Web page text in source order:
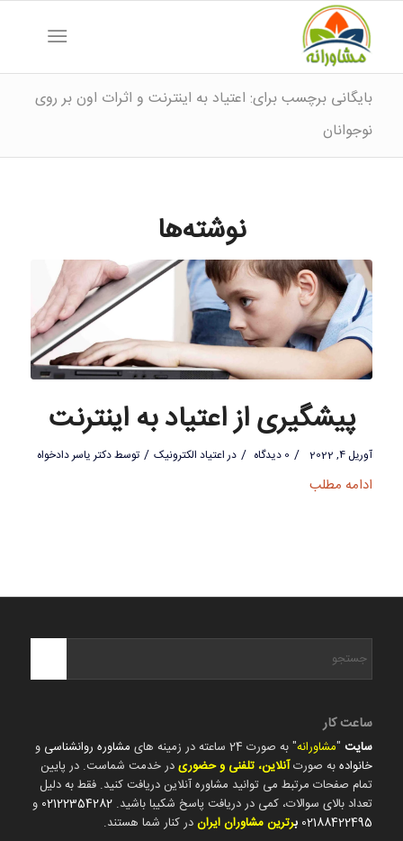
بایگانی برچسب برای: اعتیاد به اینترنت و اثرات اون بر روی
نوجوانان
نوشته‌ها
پیشگیری از اعتیاد به اینترنت
آوریل 4, 2022 / 0 دیدگاه / دراعتیاد الکترونیک / توسطدکتر یاسر دادخواه
ادامه مطلب
ساعت کار
سایت"مشاورانه" به صورت 24 ساعته در زمینه های مشاوره روانشناسی و
خانوادهبه صورتآنلاین، تلفنی و حضوریدر خدمت شماست. در پایین
تمام صفحات مرتبط می توانید مشاوره آنلاین دریافت کنید. فقط به دلیل
تعداد بالای سوالات، کمی در دریافت پاسخ شکیبا باشید. 02122354282 و
02188422495 برترین مشاوران ایراندر کنار شما هستند.